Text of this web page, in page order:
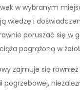
w wybranym
wiedzę i
poruszać się w
pogrążoną w
zajmuje się